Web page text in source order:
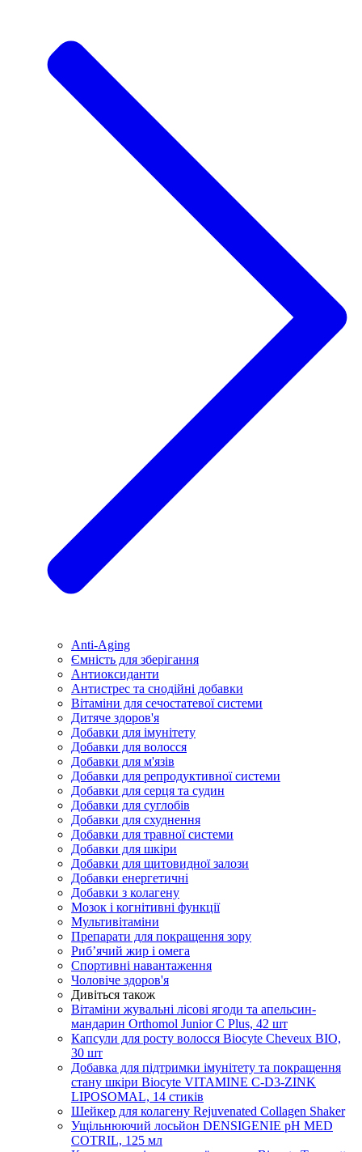
Anti-Aging
Ємність для зберігання
Антиоксиданти
Антистрес та снодійні добавки
Вітаміни для сечостатевої системи
Дитяче здоров'я
Добавки для імунітету
Добавки для волосся
Добавки для м'язів
Добавки для репродуктивної системи
Добавки для серця та судин
Добавки для суглобів
Добавки для схуднення
Добавки для травної системи
Добавки для шкіри
Добавки для щитовидної залози
Добавки енергетичні
Добавки з колагену
Мозок і когнітивні функції
Мультивітаміни
Препарати для покращення зору
Риб’ячий жир і омега
Спортивні навантаження
Чоловіче здоров'я
Дивіться також
Вітаміни жувальні лісові ягоди та апельсин-
мандарин Orthomol Junior C Plus, 42 шт
Капсули для росту волосся Biocyte Cheveux BIO,
30 шт
Добавка для підтримки імунітету та покращення
стану шкіри Biocyte VITAMINE C-D3-ZINK
LIPOSOMAL, 14 стиків
Шейкер для колагену Rejuvenated Сollagen Shaker
Ущільнюючий лосьйон DENSIGENIE pH MED
COTRIL, 125 мл